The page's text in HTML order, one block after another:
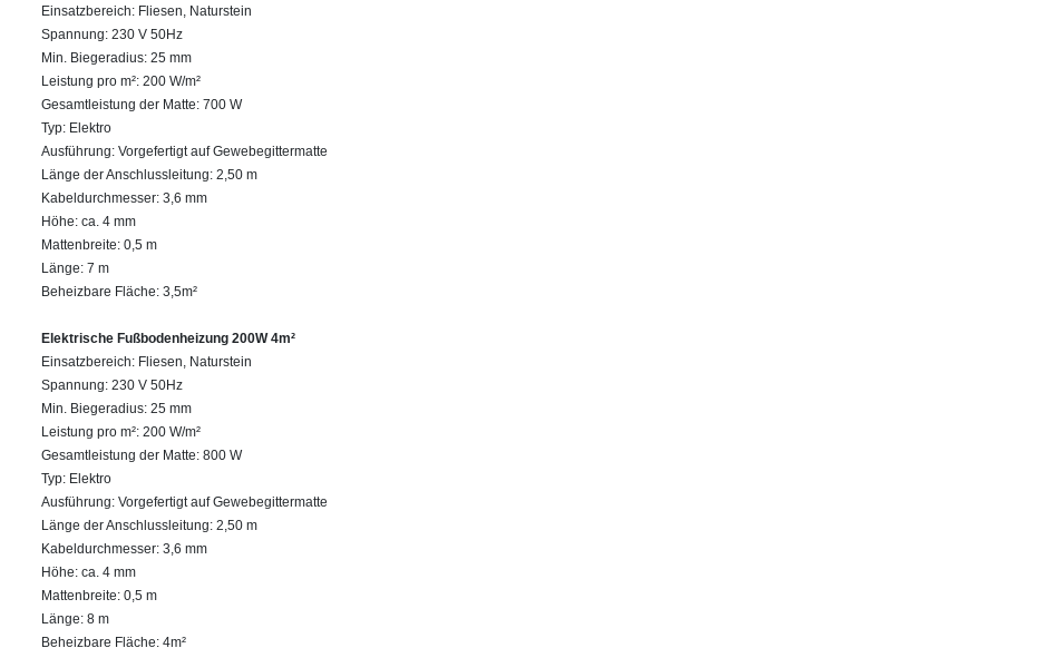
Einsatzbereich: Fliesen, Naturstein
Spannung: 230 V 50Hz
Min. Biegeradius: 25 mm
Leistung pro m²: 200 W/m²
Gesamtleistung der Matte: 700 W
Typ: Elektro
Ausführung: Vorgefertigt auf Gewebegittermatte
Länge der Anschlussleitung: 2,50 m
Kabeldurchmesser: 3,6 mm
Höhe: ca. 4 mm
Mattenbreite: 0,5 m
Länge: 7 m
Beheizbare Fläche: 3,5m²
Elektrische Fußbodenheizung 200W 4m²
Einsatzbereich: Fliesen, Naturstein
Spannung: 230 V 50Hz
Min. Biegeradius: 25 mm
Leistung pro m²: 200 W/m²
Gesamtleistung der Matte: 800 W
Typ: Elektro
Ausführung: Vorgefertigt auf Gewebegittermatte
Länge der Anschlussleitung: 2,50 m
Kabeldurchmesser: 3,6 mm
Höhe: ca. 4 mm
Mattenbreite: 0,5 m
Länge: 8 m
Beheizbare Fläche: 4m²